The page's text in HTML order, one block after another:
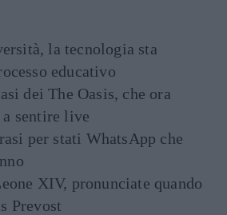
la tecnologia sta
educativo
dei The Oasis, che ora
a sentire live
per stati WhatsApp che
XIV, pronunciate quando
Prevost